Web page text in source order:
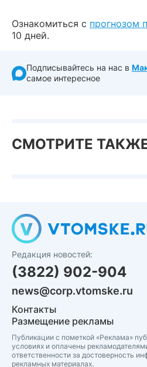
Ознакомиться с прогнозом
10 дней.
Подписывайтесь на нас в
самое интересное
СМОТРИТЕ
Редакция новостей:
(3822) 902-904
news@corp.vtomske.ru
Контакты
Размещение рекламы
Публикации с пометкой «Реклама»
условиях и оплачены
ответственности за достоверность
рекламных материалах.